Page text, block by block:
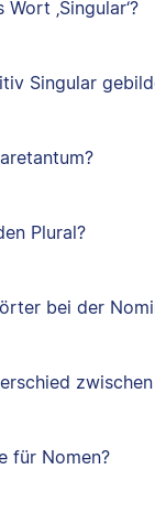
‚Singular‘?
Singular
Plural?
bei der
für Nomen?